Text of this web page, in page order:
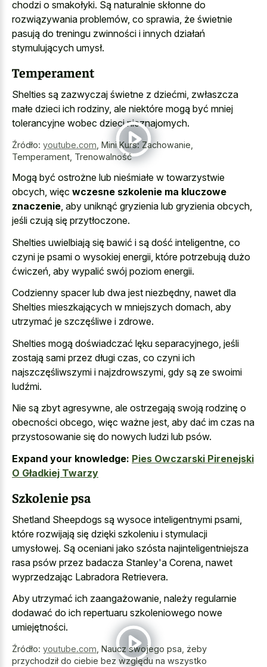
chodzi o smakołyki. Są naturalnie skłonne do
rozwiązywania problemów, co sprawia, że świetnie
pasują do treningu zwinności i innych działań
stymulujących umysł.
Temperament
Shelties są zazwyczaj świetne z dziećmi, zwłaszcza
małe dzieci ich rodziny, ale niektóre mogą być mniej
tolerancyjne wobec dzieci nieznajomych.
Źródło: youtube.com Mini Kurs: Zachowanie,
Temperament, Trenowalność
Mogą być ostrożne lub nieśmiałe w towarzystwie
obcych, więc wczesne szkolenie ma kluczowe
znaczenie, aby uniknąć gryzienia lub gryzienia obcych,
jeśli czują się przytłoczone.
Shelties uwielbiają się bawić i są dość inteligentne, co
czyni je psami o wysokiej energii, które potrzebują dużo
ćwiczeń, aby wypalić swój poziom energii.
Codzienny spacer lub dwa jest niezbędny, nawet dla
Shelties mieszkających w mniejszych domach, aby
utrzymać je szczęśliwe i zdrowe.
Shelties mogą doświadczać lęku separacyjnego, jeśli
zostają sami przez długi czas, co czyni ich
najszczęśliwszymi i najzdrowszymi, gdy są ze swoimi
ludźmi.
Nie są zbyt agresywne, ale ostrzegają swoją rodzinę o
obecności obcego, więc ważne jest, aby dać im czas na
przystosowanie się do nowych ludzi lub psów.
Expand your knowledge: Pies Owczarski Pirenejski
O Gładkiej Twarzy
Szkolenie psa
Shetland Sheepdogs są wysoce inteligentnymi psami,
które rozwijają się dzięki szkoleniu i stymulacji
umysłowej. Są oceniani jako szósta najinteligentniejsza
rasa psów przez badacza Stanley'a Corena, nawet
wyprzedzając Labradora Retrievera.
Aby utrzymać ich zaangażowanie, należy regularnie
dodawać do ich repertuaru szkoleniowego nowe
umiejętności.
Źródło: youtube.com, Naucz swojego psa, żeby
przychodził do ciebie bez względu na wszystko